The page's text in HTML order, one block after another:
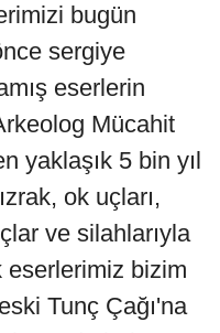
bugün
sergiye
eserlerin
Mücahit
yaklaşık 5 bin yıl
ok uçları,
ve silahlarıyla
eserlerimiz bizim
Tunç Çağı'na